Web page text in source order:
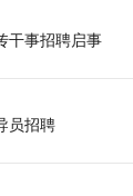
干事招聘启事
员招聘